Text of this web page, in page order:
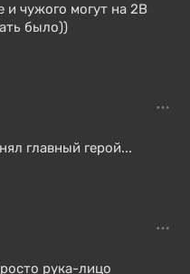
и чужого могут на 2В
было))
главный герой...
рука-лицо